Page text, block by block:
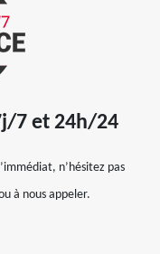
7 et 24h/24
n’hésitez pas
à nous appeler.